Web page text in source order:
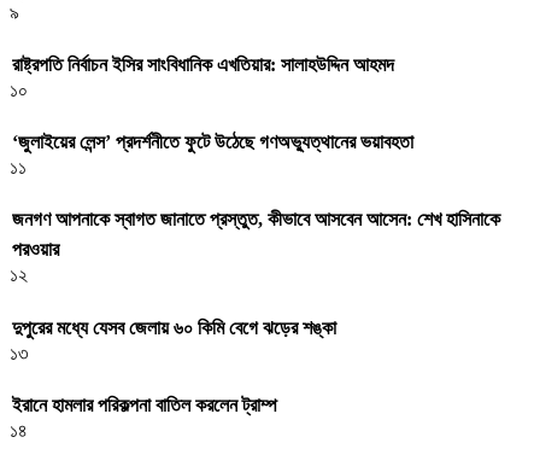
৯
রাষ্ট্রপতি নির্বাচন ইসির সাংবিধানিক এখতিয়ার: সালাহউদ্দিন আহমদ
১০
‘জুলাইয়ের লেন্স’ প্রদর্শনীতে ফুটে উঠেছে গণঅভ্যুত্থানের ভয়াবহতা
১১
জনগণ আপনাকে স্বাগত জানাতে প্রস্তুত, কীভাবে আসবেন আসেন: শেখ হাসিনাকে
পরওয়ার
১২
দুপুরের মধ্যে যেসব জেলায় ৬০ কিমি বেগে ঝড়ের শঙ্কা
১৩
ইরানে হামলার পরিকল্পনা বাতিল করলেন ট্রাম্প
১৪